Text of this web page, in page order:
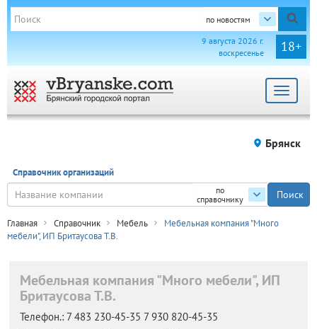
по новостям
18+
9 августа 2026 г.
воскресенье
Toggle
Брянск
Справочник организаций
по
справочнику
Главная Справочник Мебель
Мебельная компания "Много
мебели", ИП Бритаусова Т.В.
Мебельная компания "Много мебели", ИП
Бритаусова Т.В.
Телефон.: 7 483 230-45-35 7 930 820-45-35